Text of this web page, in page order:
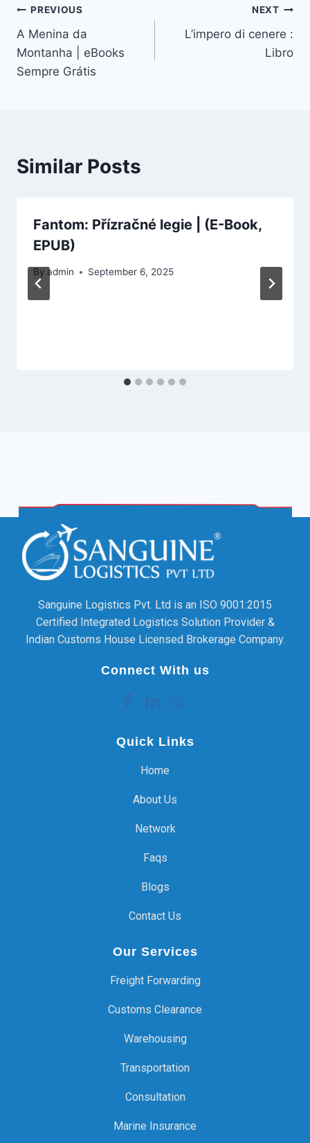
PREVIOUS
A Menina da
Montanha | eBooks
Sempre Grátis
NEXT
L’impero di cenere :
Libro
Similar Posts
Fantom: Přízračné legie | (E-Book,
EPUB)
By admin September 6, 2025
Sanguine Logistics Pvt. Ltd is an ISO 9001:2015
Certified Integrated Logistics Solution Provider &
Indian Customs House Licensed Brokerage Company.
Connect With us
Quick Links
Home
About Us
Network
Faqs
Blogs
Contact Us
Our Services
Freight Forwarding
Customs Clearance
Warehousing
Transportation
Consultation
Marine Insurance